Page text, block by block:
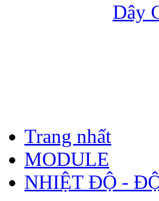
Dây
Trang nhất
MODULE
NHIỆT ĐỘ -